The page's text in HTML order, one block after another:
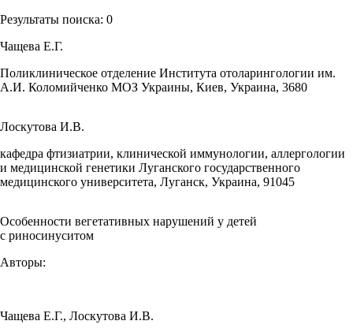
Результаты поиска: 0
Чащева Е.Г.
Поликлиническое отделение Института отоларингологии им.
А.И. Коломийченко МОЗ Украины, Киев, Украина, 3680
Лоскутова И.В.
кафедра фтизиатрии, клинической иммунологии, аллергологии
и медицинской генетики Луганского государственного
медицинского университета, Луганск, Украина, 91045
Особенности вегетативных нарушений у детей
с риносинуситом
Авторы:
Чащева Е.Г., Лоскутова И.В.